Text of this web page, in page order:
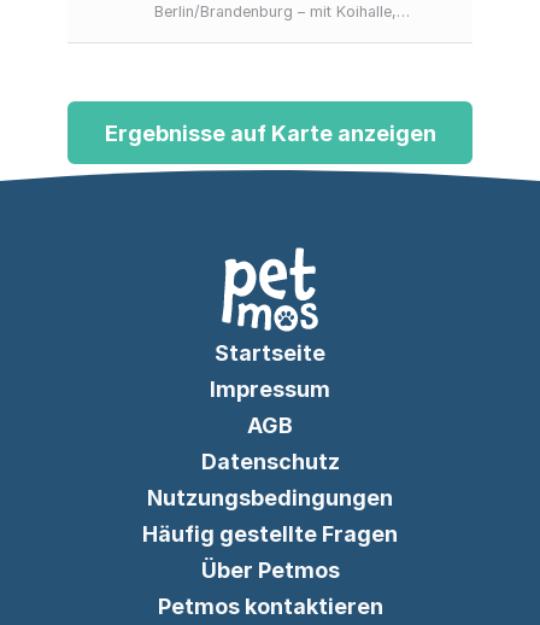
Berlin/Brandenburg – mit Koihalle,
Ergebnisse auf Karte anzeigen
Startseite
Impressum
AGB
Datenschutz
Nutzungsbedingungen
Häufig gestellte Fragen
Über Petmos
Petmos kontaktieren